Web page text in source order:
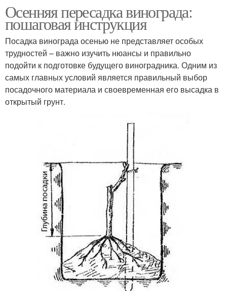
Осенняя пересадка винограда:
пошаговая инструкция
Посадка винограда осенью не представляет особых
трудностей – важно изучить нюансы и правильно
подойти к подготовке будущего виноградника. Одним из
самых главных условий является правильный выбор
посадочного материала и своевременная его высадка в
открытый грунт.